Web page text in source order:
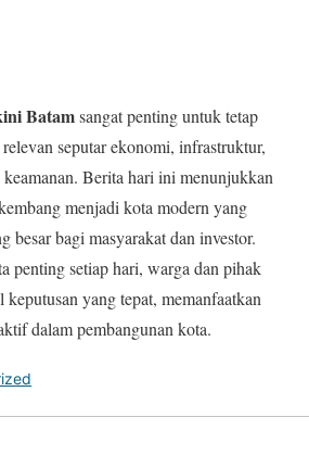
Batamsangat penting untuk tetap
seputar ekonomi, infrastruktur,
keamanan. Berita hari ini menunjukkan
menjadi kota modern yang
besar bagi masyarakat dan investor.
penting setiap hari, warga dan pihak
yang tepat, memanfaatkan
dalam pembangunan kota.